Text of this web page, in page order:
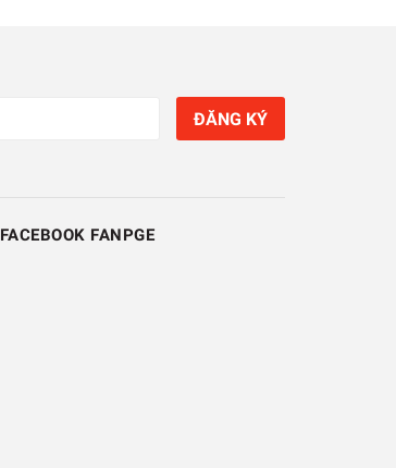
ĐĂNG KÝ
FACEBOOK FANPGE